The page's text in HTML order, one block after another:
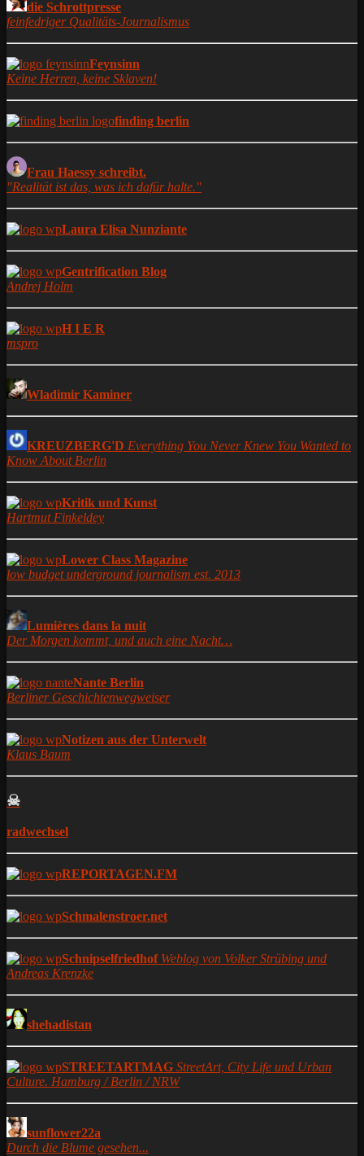
die Schrottpresse
feinfedriger Qualitäts-Journalismus
Feynsinn
Keine Herren, keine Sklaven!
finding berlin
Frau Haessy schreibt.
"Realität ist das, was ich dafür halte."
Laura Elisa Nunziante
Gentrification Blog
Andrej Holm
H I E R
mspro
Wladimir Kaminer
KREUZBERG'D Everything You Never Knew You Wanted to
Know About Berlin
Kritik und Kunst
Hartmut Finkeldey
Lower Class Magazine
low budget underground journalism est. 2013
Lumières dans la nuit
Der Morgen kommt, und auch eine Nacht…
Nante Berlin
Berliner Geschichtenwegweiser
Notizen aus der Unterwelt
Klaus Baum
☠
radwechsel
REPORTAGEN.FM
Schmalenstroer.net
Schnipselfriedhof Weblog von Volker Strübing und
Andreas Krenzke
shehadistan
STREETARTMAG StreetArt, City Life und Urban
Culture. Hamburg / Berlin / NRW
sunflower22a
Durch die Blume gesehen...